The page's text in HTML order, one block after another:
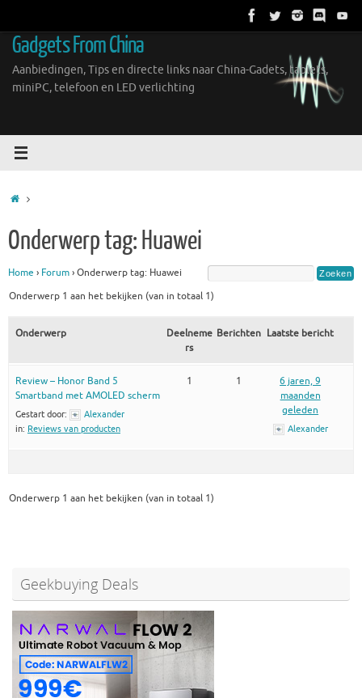
inhoud
Gadgets From China
Aanbiedingen, Tips en directe links naar China-Gadets, tablets,
miniPC, telefoon en LED verlichting
Home
Onderwerp tag: Huawei
Home › Forum›Onderwerp tag: Huawei
Onderwerp 1 aan het bekijken (van in totaal 1)
Onderwerp
Deelneme
rs
Berichten Laatste bericht
Review – Honor Band 5
Smartband met AMOLED scherm
Gestart door:
Alexander
in: Reviews van producten
1 1
6 jaren, 9
maanden
geleden
Alexander
Onderwerp 1 aan het bekijken (van in totaal 1)
Geekbuying Deals